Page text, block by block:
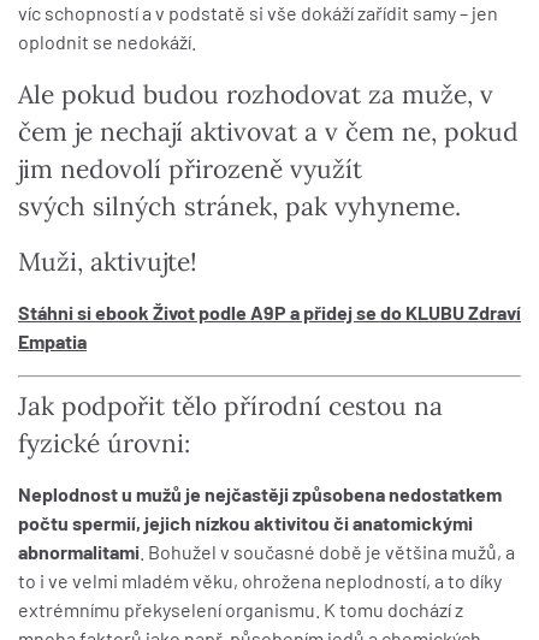
víc schopností a v podstatě si vše dokáží zařídit samy – jen
oplodnit se nedokáží.
Ale pokud budou rozhodovat za muže, v
čem je nechají aktivovat a v čem ne, pokud
jim nedovolí přirozeně využít
svých silných stránek, pak vyhyneme.
Muži, aktivujte!
Stáhni si ebook Život podle A9P a přidej se do KLUBU Zdraví
Empatia
Jak podpořit tělo přírodní cestou na
fyzické úrovni:
Neplodnost u mužů je nejčastěji způsobena nedostatkem
počtu spermií, jejich nízkou aktivitou či anatomickými
abnormalitami . Bohužel v současné době je většina mužů, a
to i ve velmi mladém věku, ohrožena neplodností, a to díky
extrémnímu překyselení organismu. K tomu dochází z